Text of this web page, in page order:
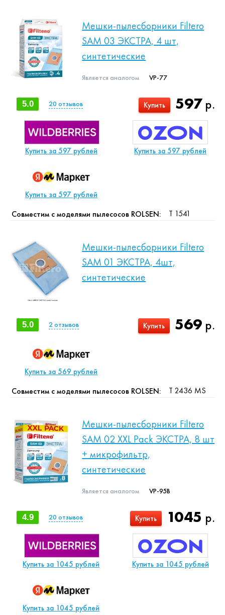
Мешки-пылесборники Filtero
SAM 03 ЭКСТРА, 4 шт,
синтетические
Является аналогом VP-77
597р.
Купить
5.0 20 отзывов
Купить за 597 рублей Купить за 597 рублей
Купить за 597 рублей
Совместим с моделями пылесосов ROLSEN: T 1541
Мешки-пылесборники Filtero
SAM 01 ЭКСТРА, 4шт,
синтетические
569 р.
Купить
5.0 2отзывов
Купить за 569 рублей
Совместим с моделями пылесосов ROLSEN: T 2436 MS
Мешки-пылесборники Filtero
SAM 02 XXL Pack ЭКСТРА, 8 шт
+ микрофильтр,
синтетические
Является аналогом VP-95B
1045 р.
Купить
4.9 20 отзывов
Купить за 1045 рублей Купить за 1045 рублей
Купить за 1045 рублей